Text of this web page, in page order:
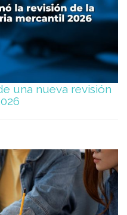
una nueva revisión